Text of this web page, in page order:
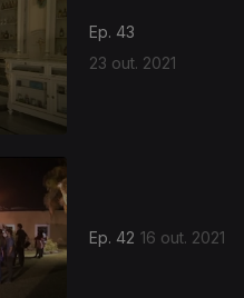
Ep. 43
23 out. 2021
Ep. 42 16 out. 2021